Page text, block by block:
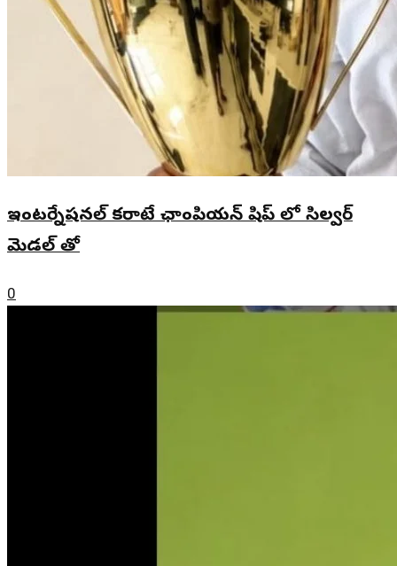
ఇంటర్నేషనల్ కరాటే ఛాంపియన్ షిప్ లో సిల్వర్
మెడల్ తో
0